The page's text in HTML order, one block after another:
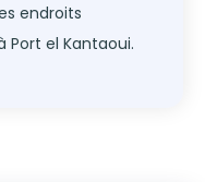
endroits
Port el Kantaoui.